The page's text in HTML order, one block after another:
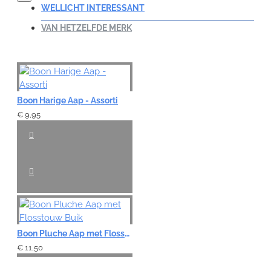
WELLICHT INTERESSANT
VAN HETZELFDE MERK
Boon Harige Aap - Assorti
€ 9,95
Boon Pluche Aap met Flosstouw Buik
€ 11,50